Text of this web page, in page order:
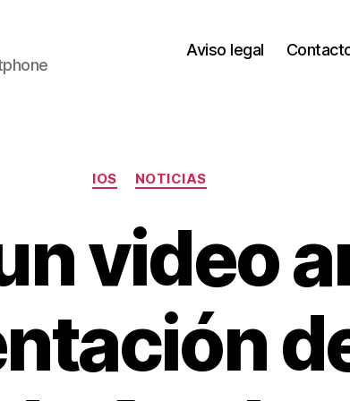
Aviso legal
Categorías
IOS NOTICIAS
video